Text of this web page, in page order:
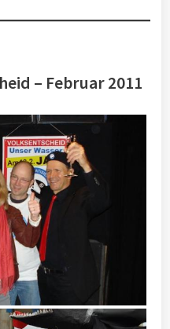
– Februar 2011